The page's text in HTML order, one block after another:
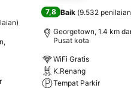
)
7,8 Baik (9.532 penilaian
Georgetown, 1.4 km
Pusat kota
WiFi Gratis
K.Renang
Tempat Parkir